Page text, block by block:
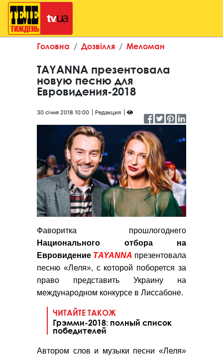
Головна Дозвілля Меломан
TAYANNA презентовала
новую песню для
Евровидения-2018
30 січня 2018 10:00 Редакция
Фаворитка прошлогоднего
Национального отбора на
Евровидение ТAYANNA презентовала
песню «Леля», с которой поборется за
право представить Украину на
международном конкурсе в Лиссабоне.
ЧИТАЙТЕ ТАКОЖ
Грэмми-2018: полный список
победителей
Автором слов и музыки песни «Леля»